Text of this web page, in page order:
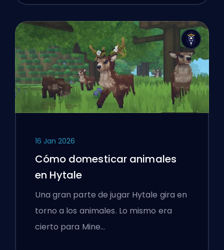
16 Jan 2026
Cómo domesticar animales
en Hytale
Una gran parte de jugar Hytale gira en
torno a los animales. Lo mismo era
cierto para Mine…